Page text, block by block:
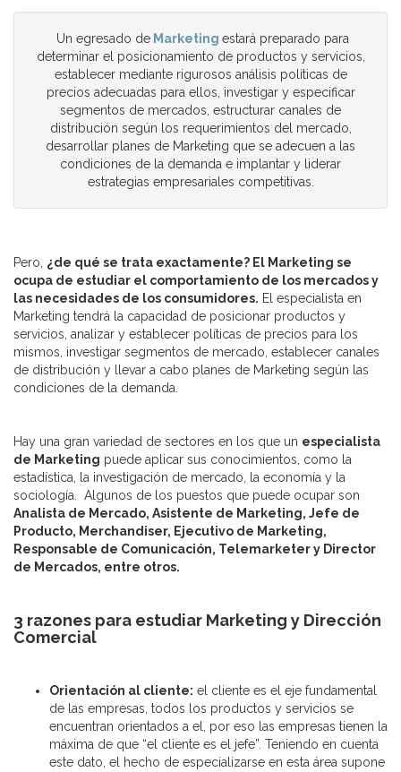
Un egresado deMarketing estará preparado para
determinar el posicionamiento de productos y servicios,
establecer mediante rigurosos análisis políticas de
precios adecuadas para ellos, investigar y especificar
segmentos de mercados, estructurar canales de
distribución según los requerimientos del mercado,
desarrollar planes de Marketing que se adecuen a las
condiciones de la demanda e implantar y liderar
estrategias empresariales competitivas.
Pero, ¿de qué se trata exactamente? El Marketing se
ocupa de estudiar el comportamiento de los mercados y
las necesidades de los consumidores. El especialista en
Marketing tendrá la capacidad de posicionar productos y
servicios, analizar y establecer políticas de precios para los
mismos, investigar segmentos de mercado, establecer canales
de distribución y llevar a cabo planes de Marketing según las
condiciones de la demanda.
Hay una gran variedad de sectores en los que un especialista
de Marketing puede aplicar sus conocimientos, como la
estadística, la investigación de mercado, la economía y la
sociología. Algunos de los puestos que puede ocupar son
Analista de Mercado, Asistente de Marketing, Jefe de
Producto, Merchandiser, Ejecutivo de Marketing,
Responsable de Comunicación, Telemarketer y Director
de Mercados, entre otros.
3 razones para estudiar Marketing y Dirección
Comercial
Orientación al cliente: el cliente es el eje fundamental
de las empresas, todos los productos y servicios se
encuentran orientados a el, por eso las empresas tienen la
máxima de que “el cliente es el jefe”. Teniendo en cuenta
este dato, el hecho de especializarse en esta área supone